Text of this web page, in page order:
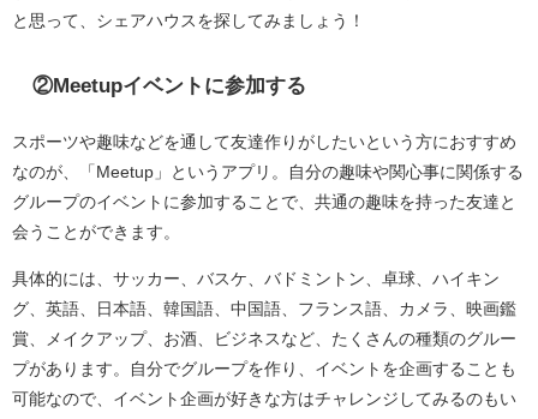
と思って、シェアハウスを探してみましょう！
②Meetupイベントに参加する
スポーツや趣味などを通して友達作りがしたいという方におすすめ
なのが、「Meetup」というアプリ。自分の趣味や関心事に関係する
グループのイベントに参加することで、共通の趣味を持った友達と
会うことができます。
具体的には、サッカー、バスケ、バドミントン、卓球、ハイキン
グ、英語、日本語、韓国語、中国語、フランス語、カメラ、映画鑑
賞、メイクアップ、お酒、ビジネスなど、たくさんの種類のグルー
プがあります。自分でグループを作り、イベントを企画することも
可能なので、イベント企画が好きな方はチャレンジしてみるのもい